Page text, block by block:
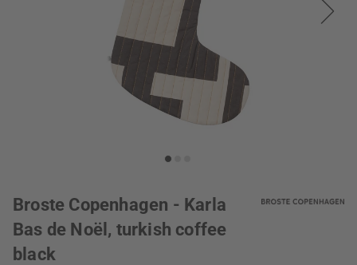
Broste Copenhagen - Karla
Bas de Noël, turkish coffee
black